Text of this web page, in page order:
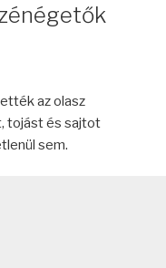
az olasz
tojást és sajtot
sem.